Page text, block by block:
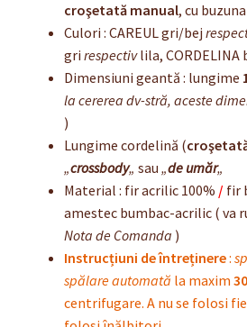
croşetată manual, cu
Culori : CAREUL gri/bej
gri respectivlila, CORDELINA
Dimensiuni geantă : lungime
la cererea dv-stră, aceste
)
Lungime cordelină (
„crossbody„ sau „de umăr„
Material : fir acrilic 100% / fir
amestec bumbac-acrilic ( va
Nota de Comanda )
Instrucțiuni de întreținere:
spălare automată la maxim
centrifugare. A nu se folosi